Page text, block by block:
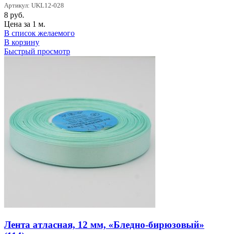
Артикул: UKL12-028
8 руб.
Цена за 1 м.
В список желаемого
В корзину
Быстрый просмотр
Лента атласная, 12 мм, «Бледно-бирюзовый»